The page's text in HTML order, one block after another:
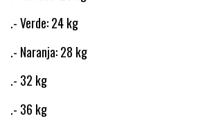
.- Verde: 24 kg
.- Naranja: 28 kg
.- 32 kg
.- 36 kg